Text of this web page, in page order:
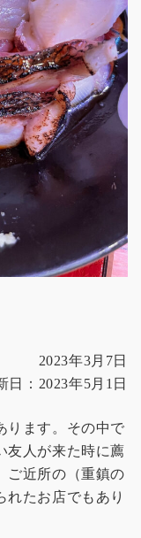
2023年3月7日
日：2023年5月1日
ります。その中で
友人が来た時に薦
ご近所の（重鎮の
れたお店でもあり